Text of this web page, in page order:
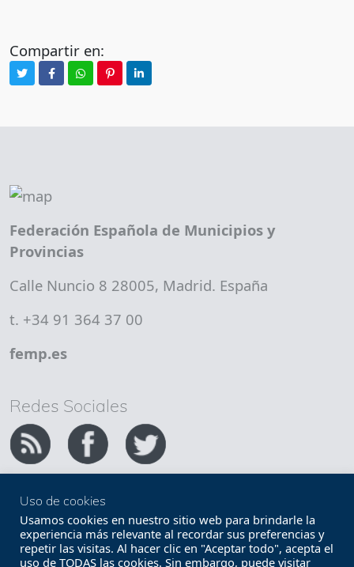
Compartir en:
Federación Española de Municipios y
Provincias
Calle Nuncio 8 28005, Madrid. España
t. +34 91 364 37 00
femp.es
Redes Sociales
Copyright FEMP
Accesibilidad
Términos legales
Política de privacidad
Uso de cookies
Usamos cookies en nuestro sitio web para brindarle la
experiencia más relevante al recordar sus preferencias y
repetir las visitas. Al hacer clic en "Aceptar todo", acepta el
uso de TODAS las cookies. Sin embargo, puede visitar